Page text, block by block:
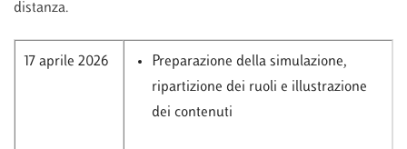
distanza.
17 aprile 2026
Preparazione della simulazione,
ripartizione dei ruoli e illustrazione
dei contenuti